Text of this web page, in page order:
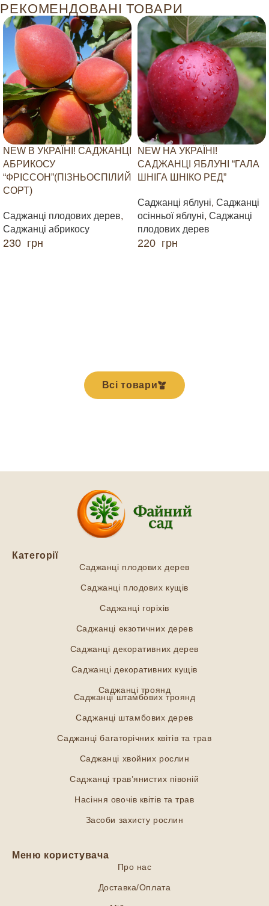
РЕКОМЕНДОВАНІ ТОВАРИ
NEW В УКРАЇНІ! САДЖАНЦІ
АБРИКОСУ
“ФРІССОН”(ПІЗНЬОСПІЛИЙ
СОРТ)
Саджанці плодових дерев,
Саджанці абрикосу
230 грн
NEW НА УКРАЇНІ!
САДЖАНЦІ ЯБЛУНІ “ГАЛА
ШНІГА ШНІКО РЕД”
Саджанці яблуні, Саджанці
осінньої яблуні, Саджанці
плодових дерев
220 грн
Всі товари
Категорії
Саджанці плодових дерев
Саджанці плодових кущів
Саджанці горіхів
Саджанці екзотичних дерев
Саджанці декоративних дерев
Саджанці декоративних кущів
Саджанці троянд
Саджанці штамбових троянд
Саджанці штамбових дерев
Саджанці багаторічних квітів та трав
Саджанці хвойних рослин
Саджанці трав’янистих півоній
Насіння овочів квітів та трав
Засоби захисту рослин
Меню користувача
Про нас
Доставка/Оплата